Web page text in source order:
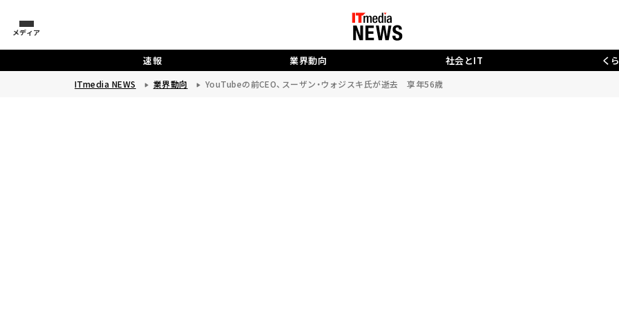
メディア
速報 業界動向 社会とIT く
ITmedia NEWS 業界動向 YouTubeの前CEO、スーザン・ウォジスキ氏が逝去 享年56歳